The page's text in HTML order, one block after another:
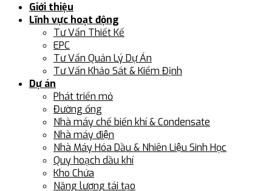
Giới thiệu
Lĩnh vực hoạt động
Tư Vấn Thiết Kế
EPC
Tư Vấn Quản Lý Dự Án
Tư Vấn Khảo Sát & Kiểm Định
Dự án
Phát triển mỏ
Đường ống
Nhà máy chế biến khí & Condensate
Nhà máy điện
Nhà Máy Hóa Dầu & Nhiên Liệu Sinh Học
Quy hoạch dầu khí
Kho Chứa
Năng lượng tái tạo